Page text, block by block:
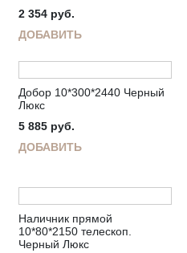
2 354 руб.
ДОБАВИТЬ
Добор 10*300*2440 Черный
Люкс
5 885 руб.
ДОБАВИТЬ
Наличник прямой
10*80*2150 телескоп.
Черный Люкс